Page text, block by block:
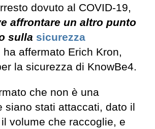
dovuto al COVID-19,
affrontare un altro punto
sulla sicurezza
ha affermato Erich Kron,
la sicurezza di KnowBe4.
che non è una
siano stati attaccati, dato il
volume che raccoglie, e